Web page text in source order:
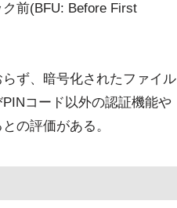
前(BFU: Before First
ず、暗号化されたファイル
コード以外の認証機能や
の評価がある。